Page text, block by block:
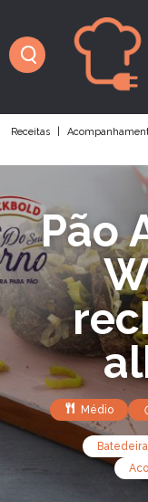
Receitas
Pão
Médio